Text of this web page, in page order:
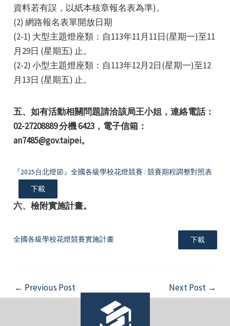
資料若有誤，以紙本核章報名表為準)。
(2) 網路報名表單開放日期
(2-1) 大型主題燈座類：自113年11月11日(星期一)至11
月29日 (星期五) 止。
(2-2) 小型主題燈座類：自113年12月2日(星期一)至12
月13日 (星期五) 止。
五、如有活動相關問題請洽該局王小姐，連絡電話：
02-27208889 分機 6423，電子信箱：
an7485@gov.taipei。
『2025台北燈節』全國各級學校花燈競賽 : 競賽期程調整對照表
下載
六、檢附實施計畫。
全國各級學校花燈競賽實施計畫 下載
Post
navigation
← Previous Post Next Post →